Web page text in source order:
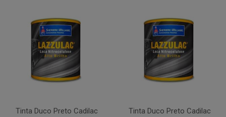
Tinta Duco Preto Cadilac
Tinta Duco Preto Cadilac